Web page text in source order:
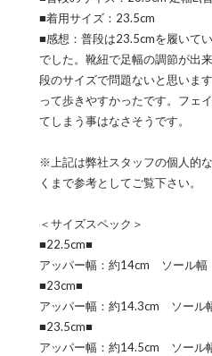
■着用サイズ：23.5cm
■感想：普段は23.5cmを履いて
でした。靴紐で足幅の調節が出
段のサイズで問題ないと思いま
って歩きやすかったです。フェ
てしまう事はなさそうです。
※上記は弊社スタッフの個人的
くまで参考としてご覧下さい。
＜サイズスペック＞
■22.5cm■
アッパー幅：約14cm ソール
■23cm■
アッパー幅：約14.3cm ソー
■23.5cm■
アッパー幅：約14.5cm ソー